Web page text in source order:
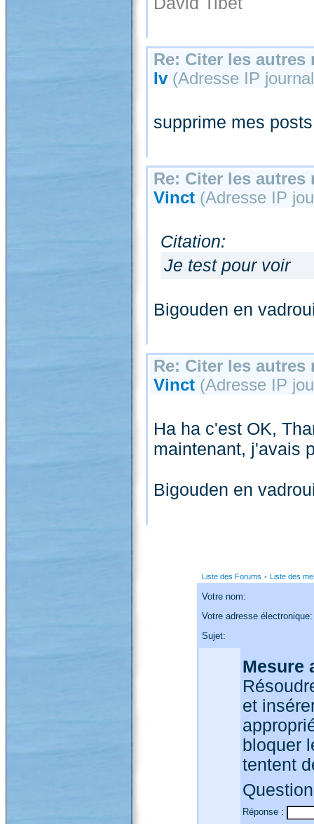
Re: Citer les
Iv (Adresse IP
supprime mes
Re: Citer les
Vinct (Adresse IP
Citation:
Je test pour voir
Bigouden en
Re: Citer les
Vinct (Adresse IP
Ha ha c'est OK,
maintenant, j'avais
Bigouden en
Liste des Forums • Liste des
Votre nom:
Votre adresse
Sujet:
Mesure
et
bloquer
tentent
Réponse :